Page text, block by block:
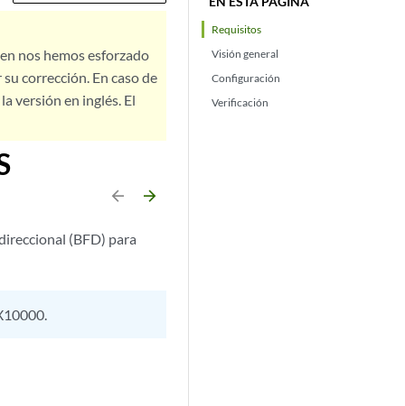
Requisitos
Visión general
Configuración
Verificación
nos hemos esforzado
corrección. En caso de
versión en inglés. El
arrow_backward arrow_forward
(BFD) para